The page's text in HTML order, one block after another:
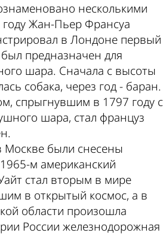
несколькими
Жан-Пьер Франсуа
в Лондоне первый
предназначен для
шара. Сначала с высоты
собака, через год - баран.
спрыгнувшим в 1797 году с
шара, стал француз
Москве были снесены
м американский
стал вторым в мире
в открытый космос, а в
области произошла
России железнодорожная